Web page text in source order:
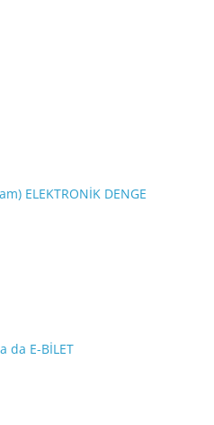
ELEKTRONİK DENGE
da E-BİLET